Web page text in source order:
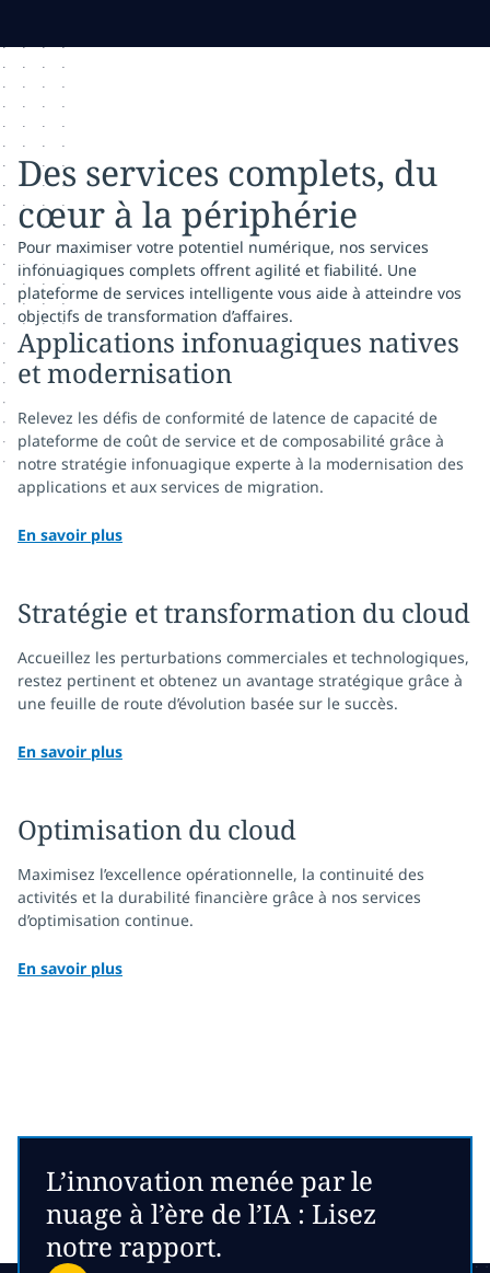
Des services complets, du
cœur à la périphérie
Pour maximiser votre potentiel numérique, nos services
infonuagiques complets offrent agilité et fiabilité. Une
plateforme de services intelligente vous aide à atteindre vos
objectifs de transformation d’affaires.
Applications infonuagiques natives
et modernisation
Relevez les défis de conformité de latence de capacité de
plateforme de coût de service et de composabilité grâce à
notre stratégie infonuagique experte à la modernisation des
applications et aux services de migration.
En savoir plus
Stratégie et transformation du cloud
Accueillez les perturbations commerciales et technologiques,
restez pertinent et obtenez un avantage stratégique grâce à
une feuille de route d’évolution basée sur le succès.
En savoir plus
Optimisation du cloud
Maximisez l’excellence opérationnelle, la continuité des
activités et la durabilité financière grâce à nos services
d’optimisation continue.
En savoir plus
L’innovation menée par le
nuage à l’ère de l’IA : Lisez
notre rapport.